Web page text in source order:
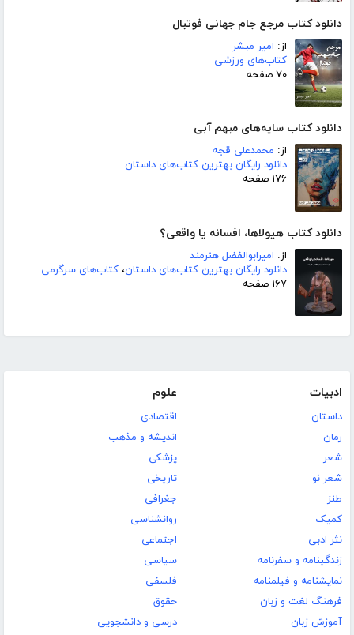
دانلود کتاب مرجع جام جهانی فوتبال
از: امیر مبشر
کتاب‌های ورزشی
۷۰ صفحه
دانلود کتاب سایه‌های مبهم آبی
از: محمدعلی قجه
دانلود رایگان بهترین کتاب‌های داستان
۱۷۶ صفحه
دانلود کتاب هیولاها، افسانه یا واقعی؟
از: امیرابوالفضل هنرمند
دانلود رایگان بهترین کتاب‌های داستان، کتاب‌های سرگرمی
۱۶۷ صفحه
ادبیات
داستان
رمان
شعر
شعر نو
طنز
کمیک
نثر ادبی
زندگینامه و سفرنامه
نمایشنامه و فیلمنامه
فرهنگ لغت و زبان
آموزش زبان
علوم
اقتصادی
اندیشه و مذهب
پزشکی
تاریخی
جغرافی
روانشناسی
اجتماعی
سیاسی
فلسفی
حقوق
درسی و دانشجویی